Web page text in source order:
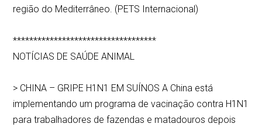
região do Mediterrâneo. (PETS Internacional)
***********************************
NOTÍCIAS DE SAÚDE ANIMAL
> CHINA – GRIPE H1N1 EM SUÍNOS A China está
implementando um programa de vacinação contra H1N1
para trabalhadores de fazendas e matadouros depois